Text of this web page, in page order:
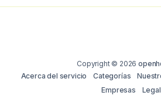
Copyright © 2026
Acerca del servicio
Categorías
Empresas
Legal